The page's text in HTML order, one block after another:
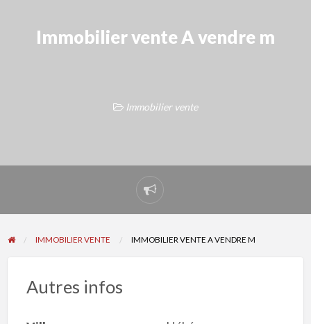
Immobilier vente A vendre m
Immobilier vente
Signaler
un
problème
IMMOBILIER VENTE IMMOBILIER VENTE A VENDRE M
Autres infos